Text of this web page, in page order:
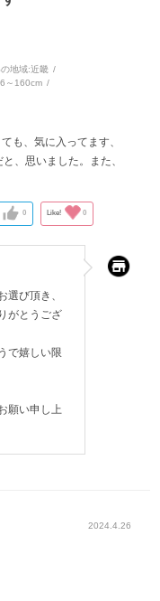
地域:近畿
～160cm
も、気に入ってます、
、思いました。また、
0 Like! 0
選び頂き、
がとうござ
で嬉しい限
願い申し上
2024.4.26